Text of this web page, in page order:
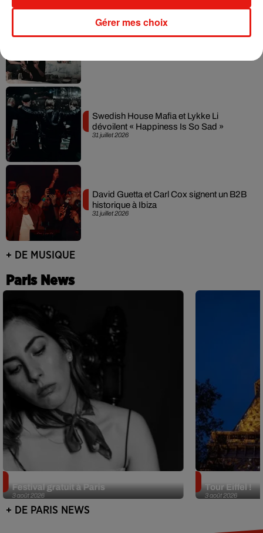
Fred again.. et Latin Mafia dévoilent enfin
31 juillet 2026
Swedish House Mafia et Lykke Li
dévoilent « Happiness Is So Sad »
31 juillet 2026
David Guetta et Carl Cox signent un B2B
historique à Ibiza
+ DE MUSIQUE
Paris News
3 août 2026
Festival gratuit à Paris
3 août 2026
Tour Eiffel !
+ DE PARIS NEWS
Gérer mes choix